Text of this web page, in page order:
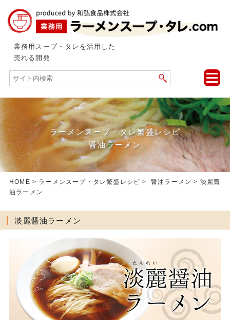
業務用スープ・タレを活用した
売れる開発
toggle
ラーメンスープ・タレ繁盛レシピ
「醤油ラーメン」
HOME > ラーメンスープ・タレ繁盛レシピ >醤油ラーメン > 淡麗醤
油ラーメン
淡麗醤油ラーメン